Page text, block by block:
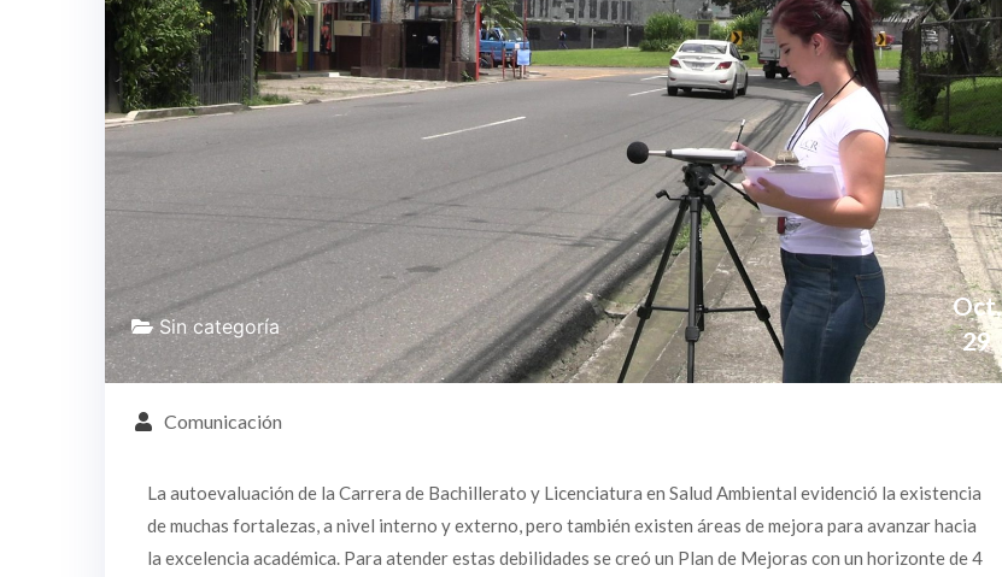
Sin categoría
Oct,
29
Comunicación
La autoevaluación de la Carrera de Bachillerato y Licenciatura en Salud Ambiental evidenció la existencia
de muchas fortalezas, a nivel interno y externo, pero también existen áreas de mejora para avanzar hacia
la excelencia académica. Para atender estas debilidades se creó un Plan de Mejoras con un horizonte de 4